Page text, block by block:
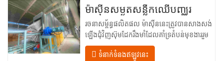
ម៉ាស៊ីនសម្ងួតសន្លឹកឈើបញ្ឈរ
រចនាសម្ព័ន្ធផលិតផល ម៉ាស៊ីននេះត្រូវបានសាងសង់
ឡើងជុំវិញស៊ុមដែករឹងមាំដែលគាំទ្រតំបន់មុខងាររួម
បញ្ចូលគ្នាចំនួនបួន ដែលត្រូវបានរៀបចំជា
លំហូរលីនេអ៊ែរពីការបញ្ចូលទៅការបញ្ចេញ។ ផ្នែក
ទំនាក់ទំនងឥឡូវនេះ